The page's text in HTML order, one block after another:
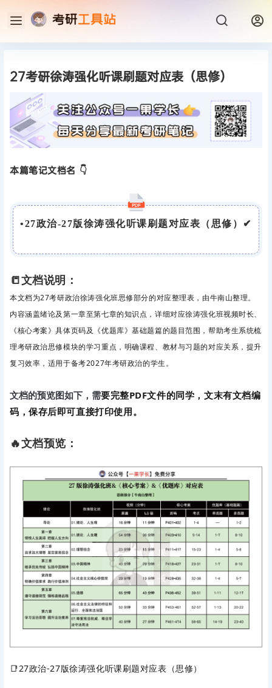
27考研徐涛强化听课刷题对应表（思修）
本篇笔记文档名 👇
•27政治-27版徐涛强化听课刷题对应表（思修） ✔
📒文档说明：
本文档为27考研政治徐涛强化班思修部分的对应整理表，由牛南山整理。
内容涵盖绪论及第一章至第七章的知识点，详细对应徐涛强化班视频时长、
《核心考案》具体页码及《优题库》基础题篇的题目范围，帮助考生系统梳
理考研政治思修模块的学习重点，明确课程、教材与习题的对应关系，提升
复习效率，适用于备考2027年考研政治的学生。
文档的预览图如下，需要完整PDF文件的同学，文末有文档编
码，保存后即可直接打印使用。
🔥文档预览：
📑27政治-27版徐涛强化听课刷题对应表（思修）